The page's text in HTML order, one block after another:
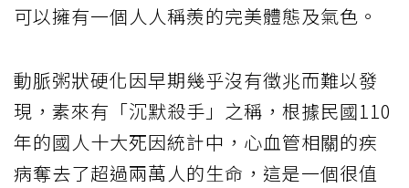
可以擁有一個人人稱羨的完美體態及氣色。
動脈粥狀硬化因早期幾乎沒有徵兆而難以發
現，素來有「沉默殺手」之稱，根據民國110
年的國人十大死因統計中，心血管相關的疾
病奪去了超過兩萬人的生命，這是一個很值